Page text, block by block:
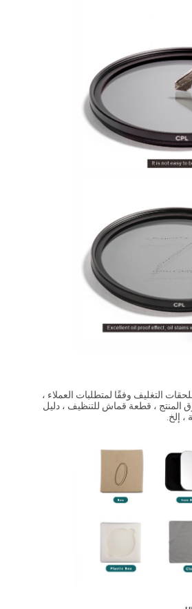
التغليف وفقًا لمتطلبات العملاء ،
المنتج ، قطعة قماش للتنظيف ، دليل
إلخ.